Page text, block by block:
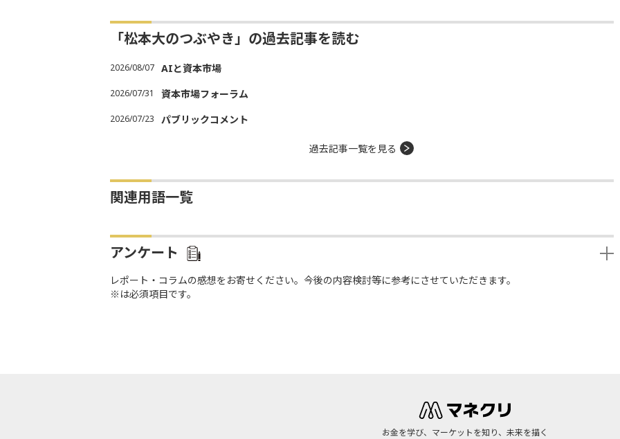
「松本大のつぶやき」の過去記事を読む
2026/08/07 AIと資本市場
2026/07/31 資本市場フォーラム
2026/07/23 パブリックコメント
過去記事一覧を見る
関連用語一覧
アンケート
レポート・コラムの感想をお寄せください。今後の内容検討等に参考にさせていただきます。
※は必須項目です。
お金を学び、マーケットを知り、未来を描く